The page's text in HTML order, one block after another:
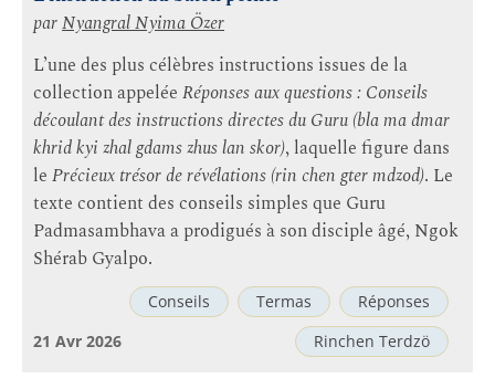
parNyangral Nyima Özer
L’une des plus célèbres instructions issues de la
collection appelée Réponses aux questions : Conseils
découlant des instructions directes du Guru (bla ma dmar
khrid kyi zhal gdams zhus lan skor), laquelle figure dans
le Précieux trésor de révélations (rin chen gter mdzod). Le
texte contient des conseils simples que Guru
Padmasambhava a prodigués à son disciple âgé, Ngok
Shérab Gyalpo.
Conseils Termas
Réponses
Rinchen Terdzö
21 Avr 2026